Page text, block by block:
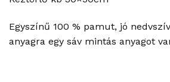
Egyszínű 100 % pamut, jó
anyagra egy sáv mintás anyagot